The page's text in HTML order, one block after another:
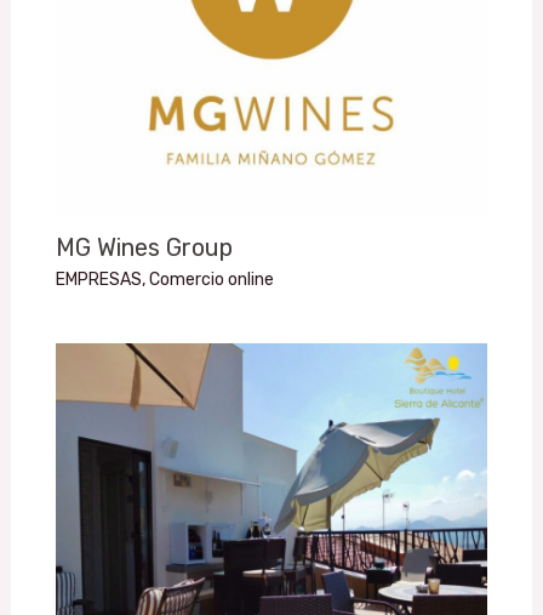
MG Wines Group
EMPRESAS,Comercio online